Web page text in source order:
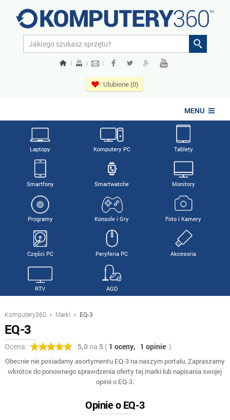
| | |
Ulubione (0)
MENU
Laptopy Komputery PC Tablety
Smartfony Smartwatche Monitory
Programy Konsole i Gry Foto i Kamery
Części PC Peryferia PC Akcesoria
RTV AGD
Komputery360 › Marki › EQ-3
EQ-3
Ocena: 5,0na 5( 1 oceny, 1 opinie )
Obecnie nie posiadamy asortymentu EQ-3 na naszym portalu. Zapraszamy
wkrótce do ponownego sprawdzenia oferty tej marki lub napisania swojej
opinii o EQ-3.
Opinie o EQ-3